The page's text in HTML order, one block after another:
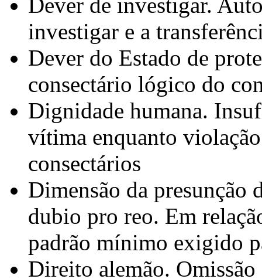
investigar e a
Dever do Estado de
consectário lógico do
Dignidade humana.
vítima enquanto
consectários
Dimensão da presunção
dubio pro reo. Em
padrão mínimo exigido
Direito alemão.